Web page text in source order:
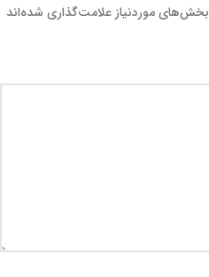
بخش‌های موردنیاز علامت‌گذاری شده‌اند